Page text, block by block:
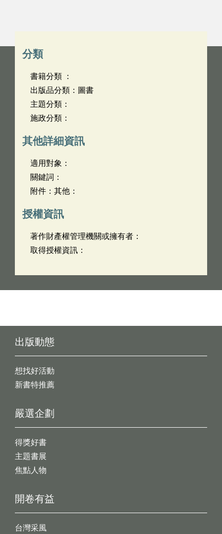
分類
書籍分類 ：
出版品分類：圖書
主題分類：
施政分類：
其他詳細資訊
適用對象：
關鍵詞：
附件：其他：
授權資訊
著作財產權管理機關或擁有者：
取得授權資訊：
出版動態
想找好活動
新書特推薦
開卷有益
台灣采風
嚴選企劃
得獎好書
主題書展
焦點人物